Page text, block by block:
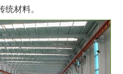
材料。